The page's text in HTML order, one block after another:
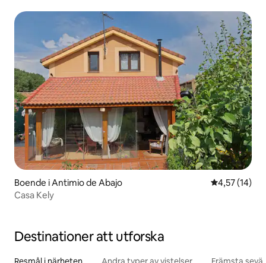
Boende i Antimio de Abajo 4,57 av 5 i
4,57 (14)
Casa Kely
Destinationer att utforska